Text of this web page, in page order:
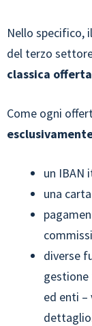
Nello specifico,
del terzo
classica
Come ogni
un IBAN
una
diverse
gestione
ed enti –